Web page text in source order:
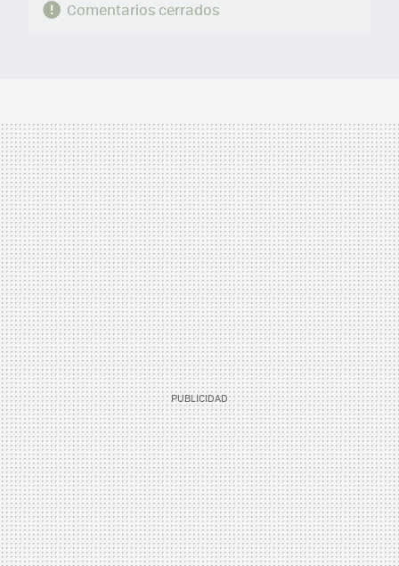
Comentarios cerrados